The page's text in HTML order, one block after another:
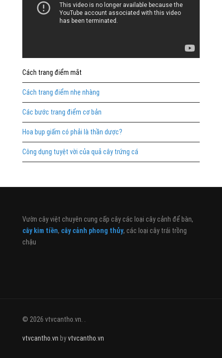
Cách trang điểm mắt
Cách trang điểm nhẹ nhàng
Các bước trang điểm cơ bản
Hoa bụp giấm có phải là thần dược?
Công dụng tuyệt vời của quả cây trứng cá
Vườn cây việt chuyên cung cấp cây các loại cây cảnh để bàn,
cây kim tiền, cây cảnh phong thủy, các loại cây trái trồng
chậu
© 2026 vtvcantho.vn. .
vtvcantho.vn byvtvcantho.vn